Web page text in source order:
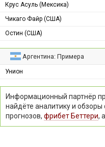
Крус Асуль (Мексика)
Чикаго Файр (США)
Остин (США)
Аргентина: Примера
Унион
Информационный партнёр
найдёте аналитику и
прогнозов, фрибет Беттери,